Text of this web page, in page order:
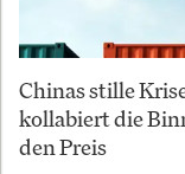
Chinas stille
kollabiert die
den Preis